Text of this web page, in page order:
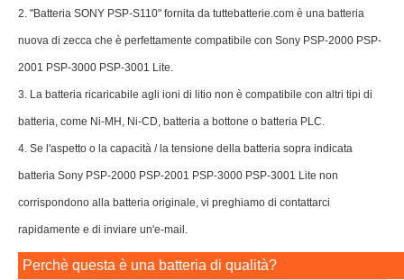
2. "Batteria SONY PSP-S110" fornita da tuttebatterie.com è una batteria
nuova di zecca che è perfettamente compatibile con Sony PSP-2000 PSP-
2001 PSP-3000 PSP-3001 Lite.
3. La batteria ricaricabile agli ioni di litio non è compatibile con altri tipi di
batteria, come Ni-MH, Ni-CD, batteria a bottone o batteria PLC.
4. Se l'aspetto o la capacità / la tensione della batteria sopra indicata
batteria Sony PSP-2000 PSP-2001 PSP-3000 PSP-3001 Lite non
corrispondono alla batteria originale, vi preghiamo di contattarci
rapidamente e di inviare un'e-mail.
Perchè questa è una batteria di qualità?